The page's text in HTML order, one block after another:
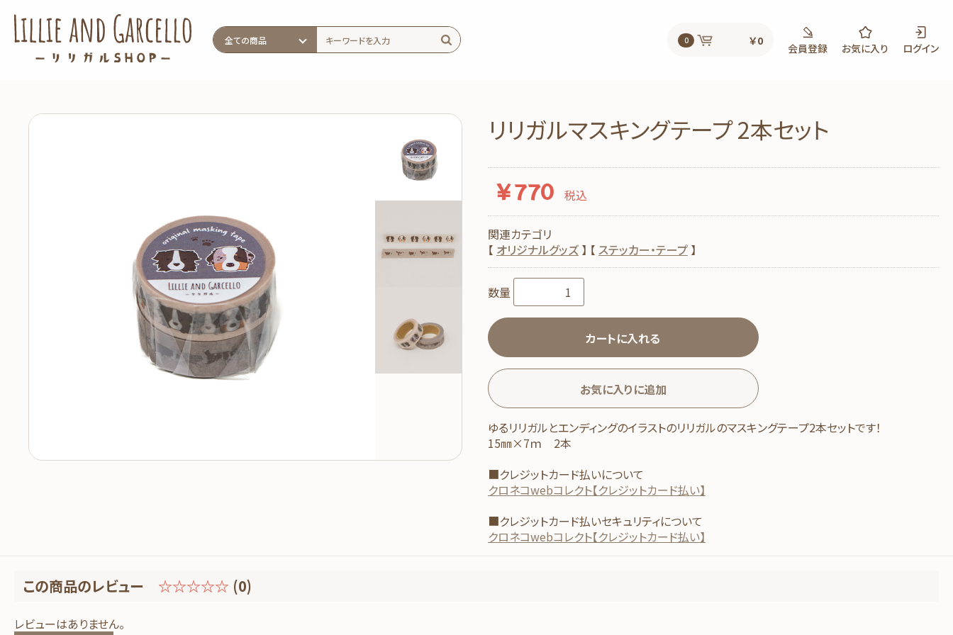
0 ￥0
会員登録 お気に入り ログイン
リリガルマスキングテープ 2本セット
￥770 税込
関連カテゴリ
【 オリジナルグッズ】 【 ステッカー・テープ 】
数量
カートに入れる
お気に入りに追加
ゆるリリガルとエンディングのイラストのリリガルのマスキングテープ2本セットです！
15㎜×7ｍ 2本
■クレジットカード払いについて
クロネコwebコレクト【クレジットカード払い】
■クレジットカード払いセキュリティについて
クロネコwebコレクト【クレジットカード払い】
この商品のレビュー ☆☆☆☆☆ (0)
レビューはありません。